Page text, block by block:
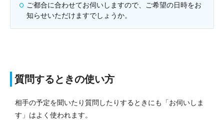
ご都合に合わせてお伺いしますので、ご希望の日時をお
知らせいただけますでしょうか。
質問するときの使い方
相手の予定を聞いたり質問したりするときにも「お伺いしま
す」はよく使われます。